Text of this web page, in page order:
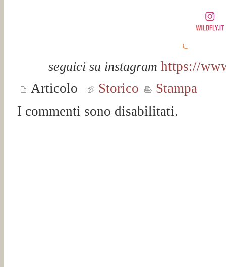
seguici su instagram https://
Articolo
Storico
Stampa
I commenti sono disabilitati.